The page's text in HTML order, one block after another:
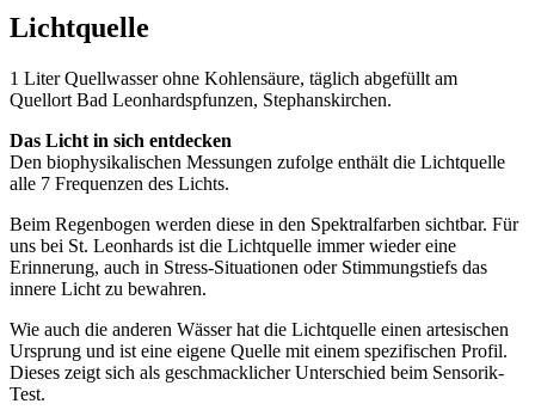
Lichtquelle
1 Liter Quellwasser ohne Kohlensäure, täglich abgefüllt am
Quellort Bad Leonhardspfunzen, Stephanskirchen.
Das Licht in sich entdecken
Den biophysikalischen Messungen zufolge enthält die Lichtquelle
alle 7 Frequenzen des Lichts.
Beim Regenbogen werden diese in den Spektralfarben sichtbar. Für
uns bei St. Leonhards ist die Lichtquelle immer wieder eine
Erinnerung, auch in Stress-Situationen oder Stimmungstiefs das
innere Licht zu bewahren.
Wie auch die anderen Wässer hat die Lichtquelle einen artesischen
Ursprung und ist eine eigene Quelle mit einem spezifischen Profil.
Dieses zeigt sich als geschmacklicher Unterschied beim Sensorik-
Test.